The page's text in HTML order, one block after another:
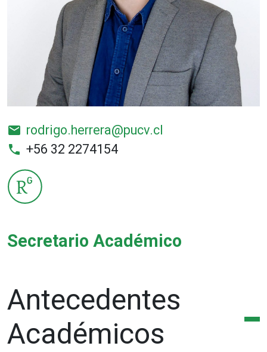
Secretario Académico
Antecedentes
Académicos
email rodrigo.herrera@pucv.cl
phone +56 32 2274154